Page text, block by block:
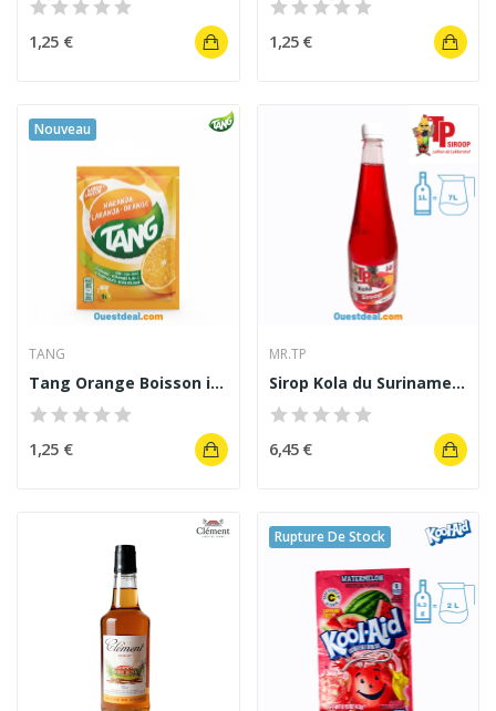
1,25 € 1,25 €
Nouveau
TANG
Tang Orange Boisson instantanée saveur orange...
1,25 €
MR.TP
Sirop Kola du Suriname Mr TP 1 L
6,45 €
Rupture De Stock